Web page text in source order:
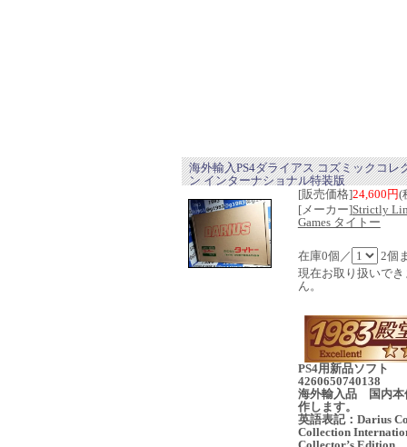
海外輸入PS4ダライアス コズミックコレ
ン インターナショナル特装版
[販売価格]24,600円(
[メーカー]Strictly
Games タイトー
在庫0個／
2個
現在お取り扱いでき
ん。
PS4用新品ソフト
4260650740138
海外輸入品 国内本
作します。
英語表記：Darius
Collection